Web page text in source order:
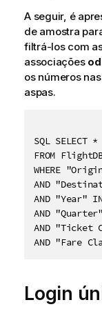
A seguir, é
de amostra
filtrá-los com
associações
os números
aspas.
SQL SELECT *
FROM
WHERE
AND
AND "Year"
AND
AND "Ticket
Login